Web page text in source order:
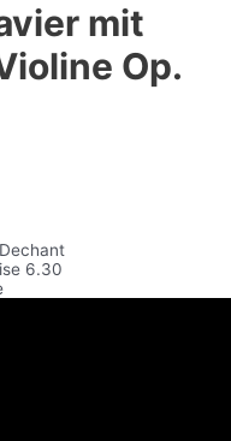
mit
Op.
6.30